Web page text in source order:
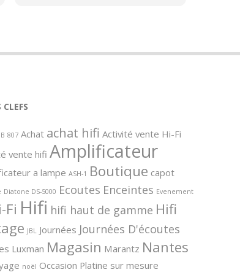
807 Achat achat hifi Activité vente Hi-Fi
vente hifi Amplificateur
a lampe ASH-1 Boutique capot
Diatone DS-5000 Ecoutes Enceintes Evenement
Fi Hifi hifi haut de gamme Hifi
JBL Journées Journées D'écoutes
Luxman Magasin Marantz Nantes
noël Occasion Platine sur mesure